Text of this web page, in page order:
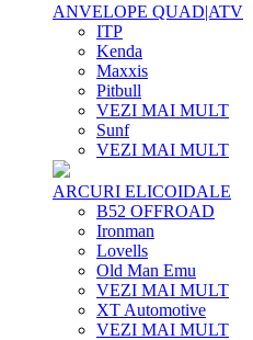
ANVELOPE QUAD|ATV
ITP
Kenda
Maxxis
Pitbull
VEZI MAI MULT
Sunf
VEZI MAI MULT
ARCURI ELICOIDALE
B52 OFFROAD
Ironman
Lovells
Old Man Emu
VEZI MAI MULT
XT Automotive
VEZI MAI MULT